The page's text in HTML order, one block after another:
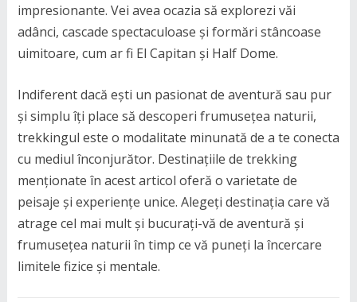
impresionante. Vei avea ocazia să explorezi văi
adânci, cascade spectaculoase și formări stâncoase
uimitoare, cum ar fi El Capitan și Half Dome.
Indiferent dacă ești un pasionat de aventură sau pur
și simplu îți place să descoperi frumusețea naturii,
trekkingul este o modalitate minunată de a te conecta
cu mediul înconjurător. Destinațiile de trekking
menționate în acest articol oferă o varietate de
peisaje și experiențe unice. Alegeți destinația care vă
atrage cel mai mult și bucurați-vă de aventură și
frumusețea naturii în timp ce vă puneți la încercare
limitele fizice și mentale.